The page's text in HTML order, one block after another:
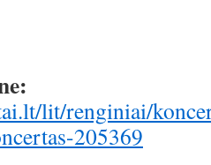
lit/renginiai/
205369